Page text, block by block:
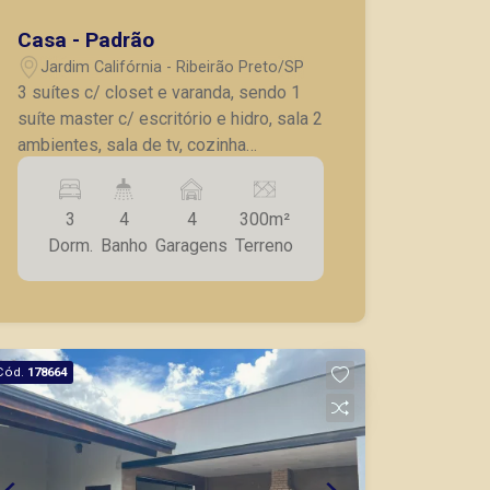
Casa - Padrão
Jardim Califórnia - Ribeirão Preto/SP
3 suítes c/ closet e varanda, sendo 1
suíte master c/ escritório e hidro, sala 2
ambientes, sala de tv, cozinha
planejada, wc social, área de lazer
completa c/ churrasqueira, piscina,
dormitório e wc, aquecedor solar e água
quente em todos os cômodos, 4 vagas
de garagem.
3
Dorm.
4
Banho
4
Garagens
300m²
Terreno
178664